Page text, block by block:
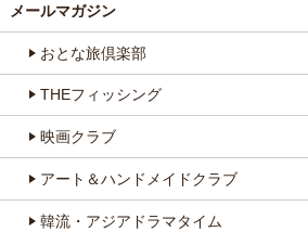
メールマガジン
おとな旅倶楽部
THEフィッシング
映画クラブ
アート＆ハンドメイドクラブ
韓流・アジアドラマタイム